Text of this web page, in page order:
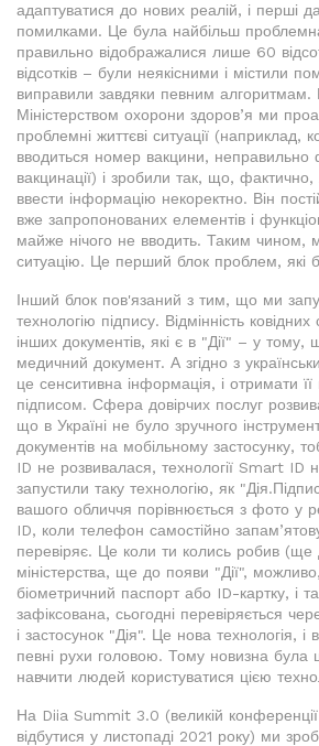
адаптуватися до нових реалій, і перші
помилками. Це була найбільш
правильно відображалися лише 60
відсотків – були неякісними і містили
виправили завдяки певним алгоритмам.
Міністерством охорони здоров’я ми
проблемні життєві ситуації (наприклад,
вводиться номер вакцини, неправильно
вакцинації) і зробили так, що,
ввести інформацію некоректно. Він
вже запропонованих елементів і
майже нічого не вводить. Таким чином,
ситуацію. Це перший блок проблем, які
Інший блок пов'язаний з тим, що ми
технологію підпису. Відмінність ковідних
інших документів, які є в "Дії" – у
медичний документ. А згідно з
це сенситивна інформація, і отримати
підписом. Сфера довірчих послуг
що в Україні не було зручного
документів на мобільному застосунку,
ID не розвивалася, технології Smart
запустили таку технологію, як
вашого обличчя порівнюється з фото у
ID, коли телефон самостійно
перевіряє. Це коли ти колись робив (ще
міністерства, ще до появи "Дії",
біометричний паспорт або ID-картку, і
зафіксована, сьогодні перевіряється
і застосунок "Дія". Це нова технологія,
певні рухи головою. Тому новизна
навчити людей користуватися цією
На Diia Summit 3.0 (великій
відбутися у листопаді 2021 року) ми